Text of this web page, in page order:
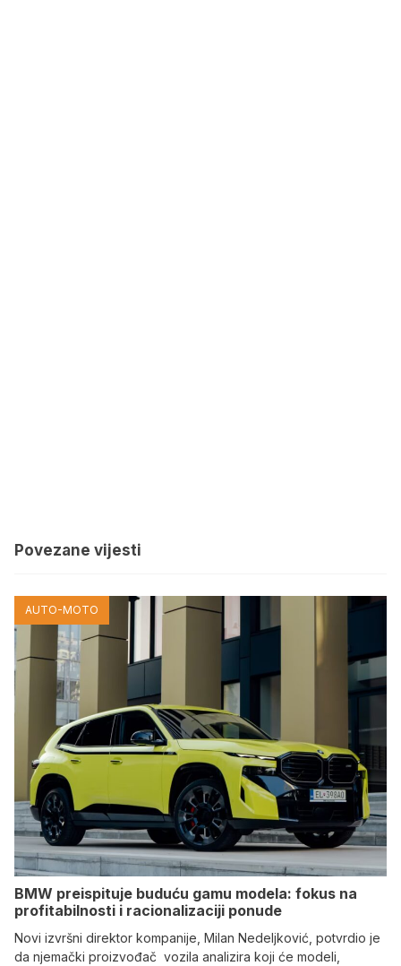
Povezane vijesti
AUTO-MOTO
BMW preispituje buduću gamu modela: fokus na
profitabilnosti i racionalizaciji ponude
Novi izvršni direktor kompanije, Milan Nedeljković, potvrdio je
da njemački proizvođač vozila analizira koji će modeli,